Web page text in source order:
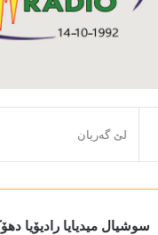
سوشیال میدیایا رادیۆیا